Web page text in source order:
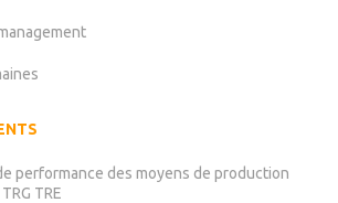
performance des moyens de production
TRE